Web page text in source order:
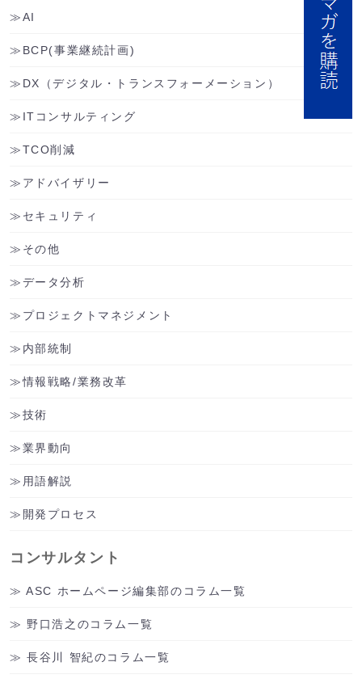
AI
BCP(事業継続計画)
DX（デジタル・トランスフォーメーション）
ITコンサルティング
TCO削減
アドバイザリー
セキュリティ
その他
データ分析
プロジェクトマネジメント
内部統制
情報戦略/業務改革
技術
業界動向
用語解説
開発プロセス
コンサルタント
ASC ホームページ編集部のコラム一覧
野口浩之のコラム一覧
長谷川 智紀のコラム一覧